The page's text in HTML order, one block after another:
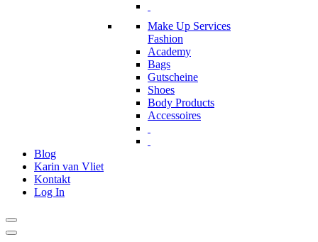
Make Up Services
Fashion
Academy
Bags
Gutscheine
Shoes
Body Products
Accessoires
Blog
Karin van Vliet
Kontakt
Log In